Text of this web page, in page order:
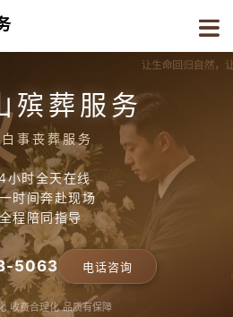
殡葬服务
事丧葬服务
小时全天在线
时间奔赴现场
程陪同指导
5063 电话咨询
收费合理化 品质有保障